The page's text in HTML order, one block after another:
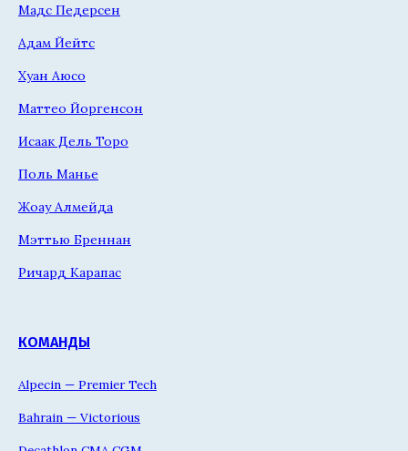
Мадс Педерсен
Адам Йейтс
Хуан Аюсо
Маттео Йоргенсон
Исаак Дель Торо
Поль Манье
Жоау Алмейда
Мэттью Бреннан
Ричард Карапас
КОМАНДЫ
Alpecin — Premier Tech
Bahrain — Victorious